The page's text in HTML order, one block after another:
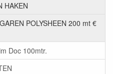
HAKEN
POLYSHEEN 200 mt €
Doc 100mtr.